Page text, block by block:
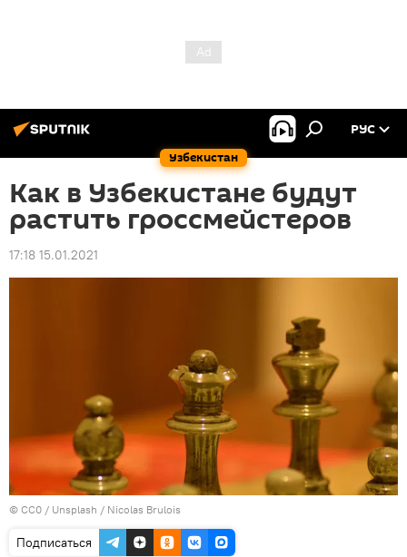
Узбекистан
РУС
Как в Узбекистане будут
растить гроссмейстеров
17:18 15.01.2021
© CC0 / Unsplash / Nicolas Brulois
Подписаться